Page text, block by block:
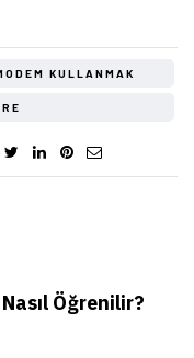
KULLANMAK
Öğrenilir?